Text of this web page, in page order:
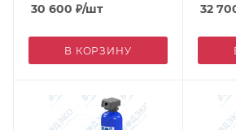
30 600 ₽/шт
В КОРЗИНУ
32